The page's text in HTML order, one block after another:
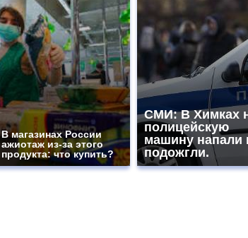
В магазинах России
ажиотаж из-за этого
продукта: что купить?
СМИ: В Химках
полицейскую
машину напали
подожгли.